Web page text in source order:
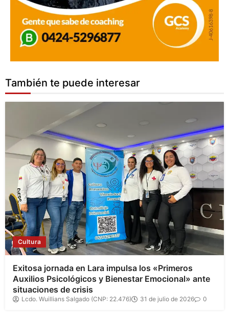
También te puede interesar
Cultura
Exitosa jornada en Lara impulsa los «Primeros
Auxilios Psicológicos y Bienestar Emocional» ante
situaciones de crisis
Lcdo. Wuillians Salgado (CNP: 22.476) 31 de julio de 2026 0